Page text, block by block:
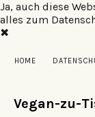
Ja, auch diese
alles zum
✖
HOME
Vegan-zu-